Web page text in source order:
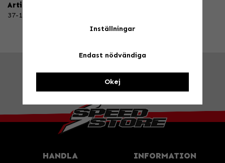
Artikelnummer:
37-1010
FRÅGA OSS!Tel. 026-270030 /info@speedstore.nu
Valbovägen 385, Valbo
HANDLA INFORMATION
Inställningar
Endast nödvändiga
Okej